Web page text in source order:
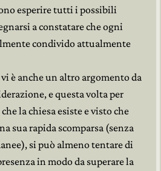
esperire tutti i possibili
a constatare che ogni
condivido attualmente
è anche un altro argomento da
e questa volta per
la chiesa esiste e visto che
sua rapida scomparsa (senza
si può almeno tentare di
in modo da superare la